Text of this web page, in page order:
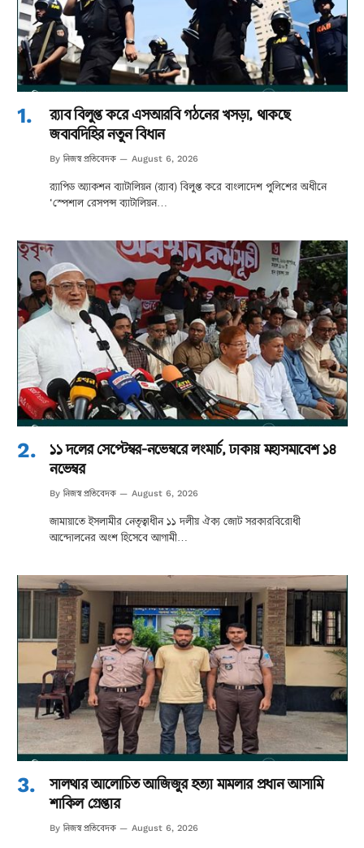
র‌্যাব বিলুপ্ত করে এসআরবি গঠনের খসড়া, থাকছে
জবাবদিহির নতুন বিধান
By নিজস্ব প্রতিবেদক August 6, 2026
র‌্যাপিড অ্যাকশন ব্যাটালিয়ন (র‌্যাব) বিলুপ্ত করে বাংলাদেশ পুলিশের অধীনে
‘স্পেশাল রেসপন্স ব্যাটালিয়ন…
১১ দলের সেপ্টেম্বর-নভেম্বরে লংমার্চ, ঢাকায় মহাসমাবেশ ১৪
নভেম্বর
By নিজস্ব প্রতিবেদক August 6, 2026
জামায়াতে ইসলামীর নেতৃত্বাধীন ১১ দলীয় ঐক্য জোট সরকারবিরোধী
আন্দোলনের অংশ হিসেবে আগামী…
সালথার আলোচিত আজিজুর হত্যা মামলার প্রধান আসামি
শাকিল গ্রেপ্তার
By নিজস্ব প্রতিবেদক August 6, 2026